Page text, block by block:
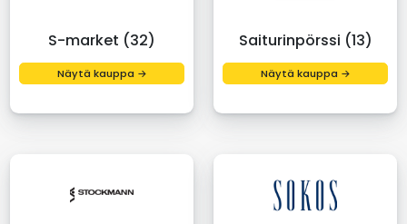
S-market (32)
Näytä kauppa →
Saiturinpörssi (13)
Näytä kauppa →